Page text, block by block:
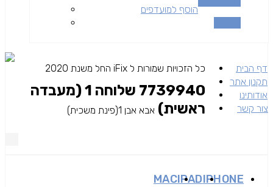
הוסף למועדפים
דף הבית
תקנון אתר
אודותינו
צור קשר
כל הזכויות שמורות ל iFix החל משנת 2020
IPHONE
IPAD
MAC
7739940 שלוחה 1 (מעבדה
ראשית) אבא אבן 1(פינת משכית)